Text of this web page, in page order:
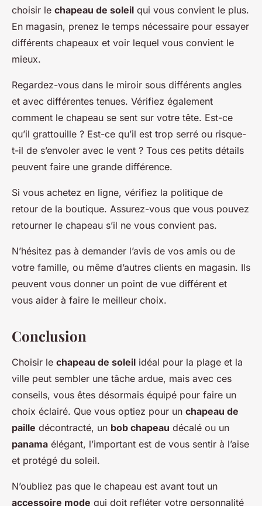
choisir le chapeau de soleil qui vous convient le plus.
En magasin, prenez le temps nécessaire pour essayer
différents chapeaux et voir lequel vous convient le
mieux.
Regardez-vous dans le miroir sous différents angles
et avec différentes tenues. Vérifiez également
comment le chapeau se sent sur votre tête. Est-ce
qu’il grattouille ? Est-ce qu’il est trop serré ou risque-
t-il de s’envoler avec le vent ? Tous ces petits détails
peuvent faire une grande différence.
Si vous achetez en ligne, vérifiez la politique de
retour de la boutique. Assurez-vous que vous pouvez
retourner le chapeau s’il ne vous convient pas.
N’hésitez pas à demander l’avis de vos amis ou de
votre famille, ou même d’autres clients en magasin. Ils
peuvent vous donner un point de vue différent et
vous aider à faire le meilleur choix.
Conclusion
Choisir le chapeau de soleil idéal pour la plage et la
ville peut sembler une tâche ardue, mais avec ces
conseils, vous êtes désormais équipé pour faire un
choix éclairé. Que vous optiez pour un chapeau de
paille décontracté, un bob chapeau décalé ou un
panama élégant, l’important est de vous sentir à l’aise
et protégé du soleil.
N’oubliez pas que le chapeau est avant tout un
accessoire mode qui doit refléter votre personnalité